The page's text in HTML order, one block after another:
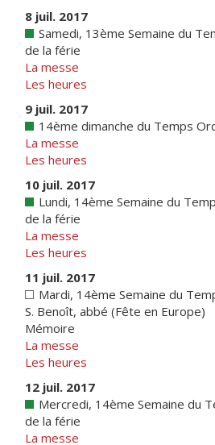
8 juil. 2017
Samedi, 13ème Semaine du
de la férie
La messe
Les heures
9 juil. 2017
14ème dimanche du Temps
La messe
Les heures
10 juil. 2017
Lundi, 14ème Semaine du
de la férie
La messe
Les heures
11 juil. 2017
Mardi, 14ème Semaine du
S. Benoît, abbé (Fête en Europe)
Mémoire
La messe
Les heures
12 juil. 2017
Mercredi, 14ème Semaine du
de la férie
La messe